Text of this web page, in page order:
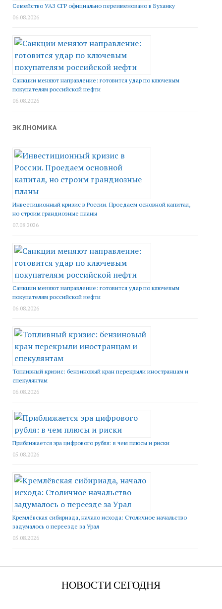
Семейство УАЗ СГР официально переименовано в Буханку
06.08.2026
Санкции меняют направление: готовится удар по ключевым
покупателям российской нефти
06.08.2026
ЭКЛНОМИКА
Инвестиционный кризис в России. Проедаем основной капитал,
но строим грандиозные планы
07.08.2026
Санкции меняют направление: готовится удар по ключевым
покупателям российской нефти
06.08.2026
Топливный кризис: бензиновый кран перекрыли иностранцам и
спекулянтам
06.08.2026
Приближается эра цифрового рубля: в чем плюсы и риски
05.08.2026
Кремлёвская сибириада, начало исхода: Столичное начальство
задумалось о переезде за Урал
05.08.2026
НОВОСТИ СЕГОДНЯ